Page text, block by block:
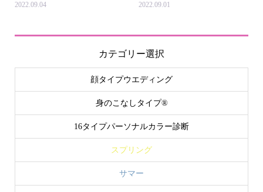
2022.09.04 2022.09.01
カテゴリー選択
顔タイプウエディング
身のこなしタイプ®
16タイプパーソナルカラー診断
スプリング
サマー